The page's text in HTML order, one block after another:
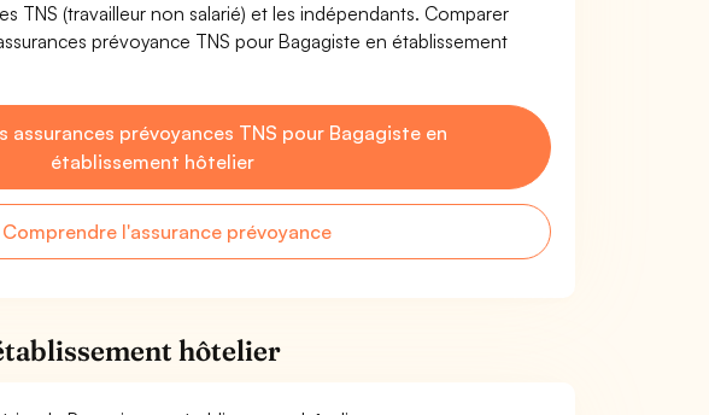
TNS (travailleur non salarié) et les indépendants. Comparer
prévoyance TNS pour Bagagiste en établissement
assurances prévoyances TNS pour Bagagiste en
établissement hôtelier
Comprendre l'assurance prévoyance
hôtelier